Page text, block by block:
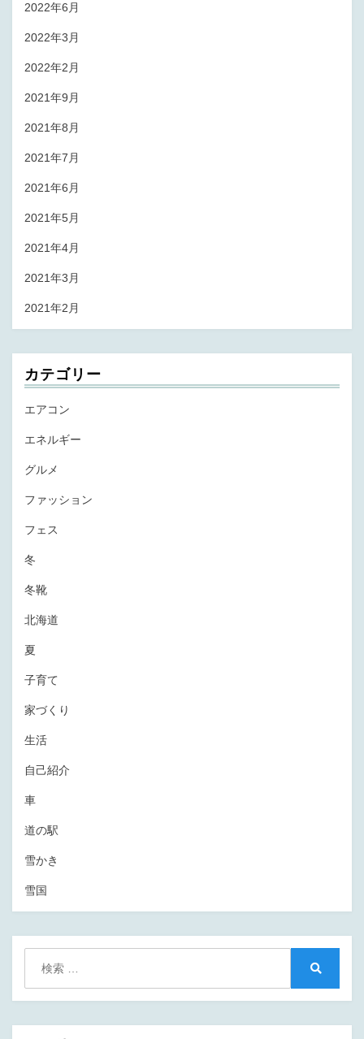
2022年6月
2022年3月
2022年2月
2021年9月
2021年8月
2021年7月
2021年6月
2021年5月
2021年4月
2021年3月
2021年2月
カテゴリー
エアコン
エネルギー
グルメ
ファッション
フェス
冬
冬靴
北海道
夏
子育て
家づくり
生活
自己紹介
車
道の駅
雪かき
雪国